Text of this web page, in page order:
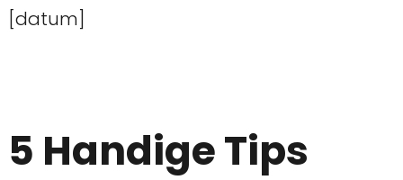
[datum]
5 Handige Tips